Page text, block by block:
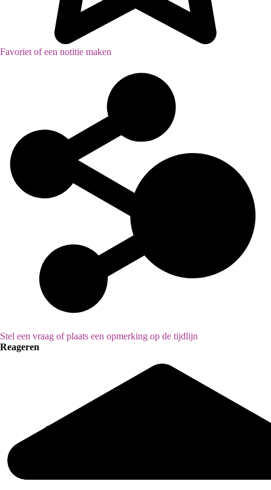
Favoriet of een notitie maken
Stel een vraag of plaats een opmerking op de tijdlijn
Reageren